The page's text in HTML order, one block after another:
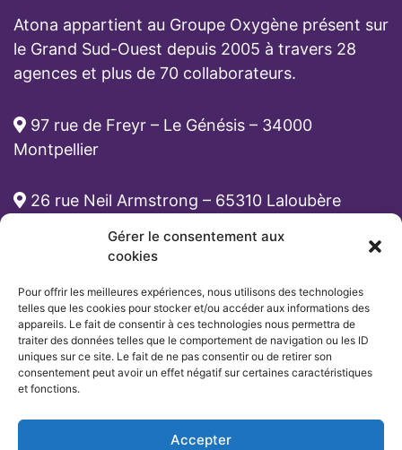
Gérer le consentement aux
cookies
Pour offrir les meilleures expériences, nous utilisons des technologies
telles que les cookies pour stocker et/ou accéder aux informations des
appareils. Le fait de consentir à ces technologies nous permettra de
traiter des données telles que le comportement de navigation ou les ID
uniques sur ce site. Le fait de ne pas consentir ou de retirer son
consentement peut avoir un effet négatif sur certaines caractéristiques
et fonctions.
Accepter
Atona appartient au Groupe Oxygène présent sur
le Grand Sud-Ouest depuis 2005 à travers 28
agences et plus de 70 collaborateurs.
97 rue de Freyr – Le Génésis – 34000
Montpellier
26 rue Neil Armstrong – 65310 Laloubère
cabinet-rh@atona.fr
05 33 89 39 62